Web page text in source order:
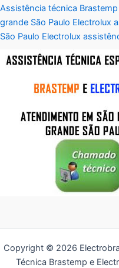
Assistência técnica
grande São Paulo Electrolux
São Paulo Electrolux
Copyright © 2026
Técnica Brastemp e